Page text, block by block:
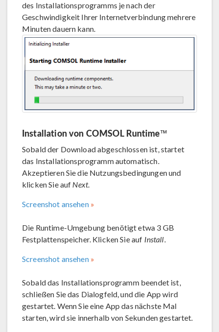
des Installationsprogramms je nach der
Geschwindigkeit Ihrer Internetverbindung mehrere
Minuten dauern kann.
Installation von COMSOL Runtime™
Sobald der Download abgeschlossen ist, startet
das Installationsprogramm automatisch.
Akzeptieren Sie die Nutzungsbedingungen und
klicken Sie auf Next.
Screenshot ansehen
Die Runtime-Umgebung benötigt etwa 3 GB
Festplattenspeicher. Klicken Sie auf Install
Screenshot ansehen
Sobald das Installationsprogramm beendet ist,
schließen Sie das Dialogfeld, und die App wird
gestartet. Wenn Sie eine App das nächste Mal
starten, wird sie innerhalb von Sekunden gestartet.